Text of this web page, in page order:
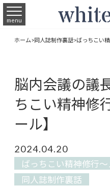
menu
ホーム>同人誌制作裏話>ばっちこい
脳内会議の議
ちこい精神修
ール】
2024.04.20
ばっちこい精神修行
同人誌制作裏話